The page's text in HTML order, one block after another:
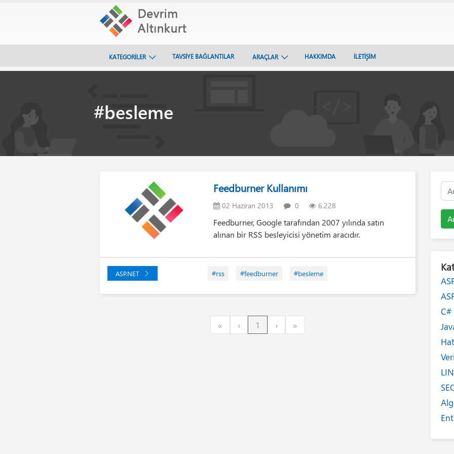
KATEGORİLER TAVSİYE BAĞLANTILAR ARAÇLAR HAKKIMDA İLETİŞİM
#besleme
Feedburner Kullanımı
02 Haziran 2013 0 6.228
Feedburner, Google tarafından 2007 yılında satın
alınan bir RSS besleyicisi yönetim aracıdır.
ASP.NET #rss #feedburner #besleme
« ‹Previous
1 ›Next»
C#